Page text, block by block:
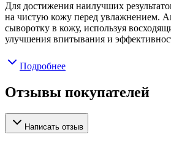
Для достижения наилучших
на чистую кожу перед увлажнением.
сыворотку в кожу, используя
улучшения впитывания и
Подробнее
Отзывы покупателей
Написать отзыв